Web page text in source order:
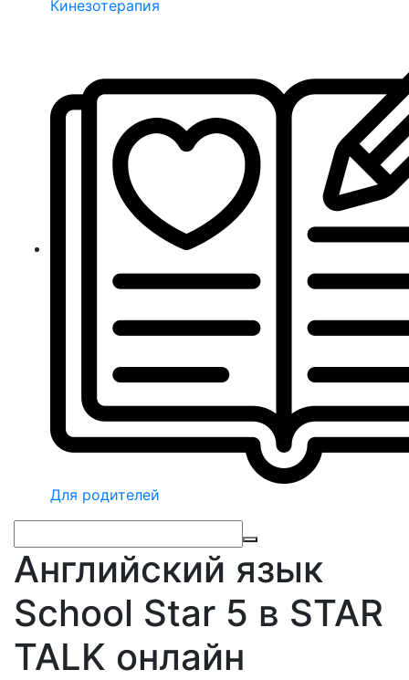
Кинезотерапия
Для родителей
Английский язык
School Star 5 в STAR
TALK онлайн